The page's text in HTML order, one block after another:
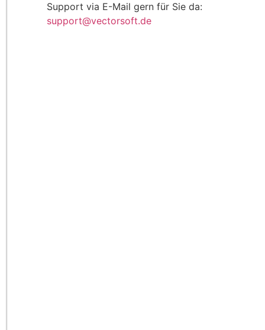
Support via E-Mail gern für Sie da:
support@vectorsoft.de